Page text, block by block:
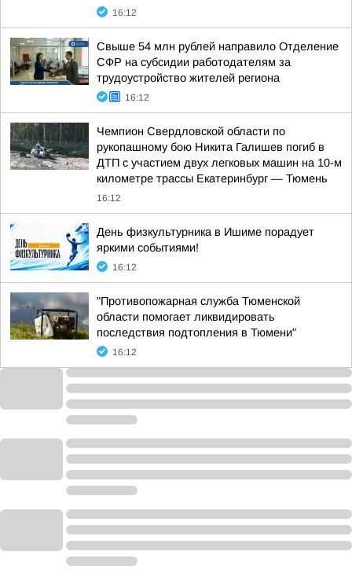
16:12
Свыше 54 млн рублей направило Отделение
СФР на субсидии работодателям за
трудоустройство жителей региона
16:12
Чемпион Свердловской области по
рукопашному бою Никита Галишев погиб в
ДТП с участием двух легковых машин на 10-м
километре трассы Екатеринбург — Тюмень
16:12
День физкультурника в Ишиме порадует
яркими событиями!
16:12
"Противопожарная служба Тюменской
области помогает ликвидировать
последствия подтопления в Тюмени"
16:12